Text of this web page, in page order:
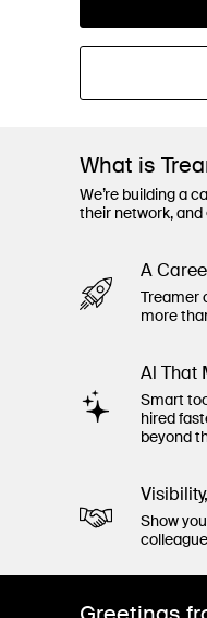
What is
We’re building a
their network,
A
Treamer
more
Al That
Smart
hired
beyond
Show